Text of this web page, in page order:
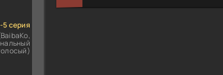
5 серия